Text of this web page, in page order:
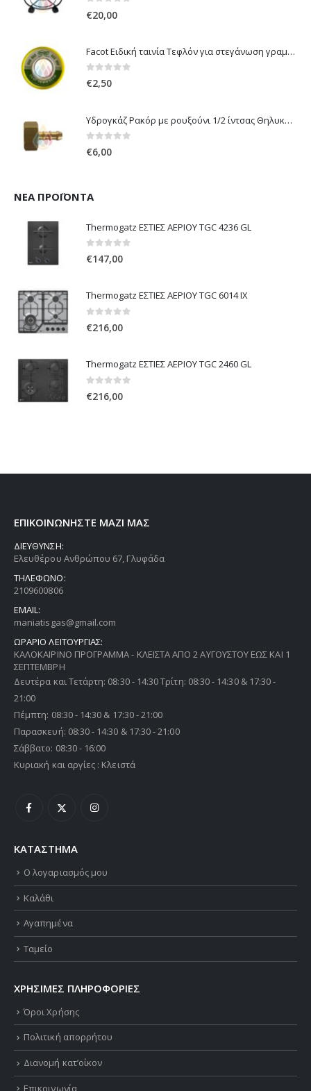
€20,00
Facot Ειδική ταινία Τεφλόν για στεγάνωση γραμμών αερίου 12m
0out of 5
€2,50
Υδρογκάζ Ρακόρ με ρουξούνι 1/2 ίντσας Θηλυκό Δεξιόστροφο για σύνδεση συσκευών με λάστιχο υγραερίου 8mm
0out of 5
€6,00
ΝΈΑ ΠΡΟΪΌΝΤΑ
Thermogatz ΕΣΤΙΕΣ ΑΕΡΙΟΥ TGC 4236 GL
0out of 5
€147,00
Thermogatz ΕΣΤΙΕΣ ΑΕΡΙΟΥ TGC 6014 IX
0out of 5
€216,00
Thermogatz ΕΣΤΙΕΣ ΑΕΡΙΟΥ TGC 2460 GL
0out of 5
€216,00
ΕΠΙΚΟΙΝΩΝΗΣΤΕ ΜΑΖΙ ΜΑΣ
ΔΙΕΥΘΥΝΣΗ:
Ελευθέρου Ανθρώπου 67, Γλυφάδα
ΤΗΛΕΦΩΝΟ:
2109600806
EMAIL:
maniatisgas@gmail.com
ΩΡΑΡΙΟ ΛΕΙΤΟΥΡΓΙΑΣ:
ΚΑΛΟΚΑΙΡΙΝΟ ΠΡΟΓΡΑΜΜΑ - ΚΛΕΙΣΤΑ ΑΠΟ 2 ΑΥΓΟΥΣΤΟΥ ΕΩΣ ΚΑΙ 1
ΣΕΠΤΕΜΒΡΗ
Δευτέρα και Τετάρτη: 08:30 - 14:30 Τρίτη: 08:30 - 14:30 & 17:30 -
21:00
Πέμπτη: 08:30 - 14:30 & 17:30 - 21:00
Παρασκευή: 08:30 - 14:30 & 17:30 - 21:00
Σάββατο: 08:30 - 16:00
Κυριακή και αργίες : Κλειστά
ΚΑΤΑΣΤΗΜΑ
Ο λογαριασμός μου
Καλάθι
Αγαπημένα
Ταμείο
ΧΡΗΣΙΜΕΣ ΠΛΗΡΟΦΟΡΙΕΣ
Όροι Χρήσης
Πολιτική απορρήτου
Διανομή κατ’οίκον
Επικοινωνία